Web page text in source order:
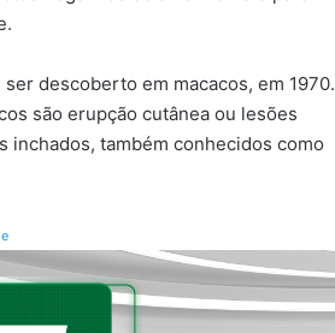
descoberto em macacos, em 1970.
são erupção cutânea ou lesões
inchados, também conhecidos como